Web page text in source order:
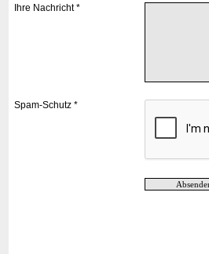
Ihre Nachricht *
Spam-Schutz *